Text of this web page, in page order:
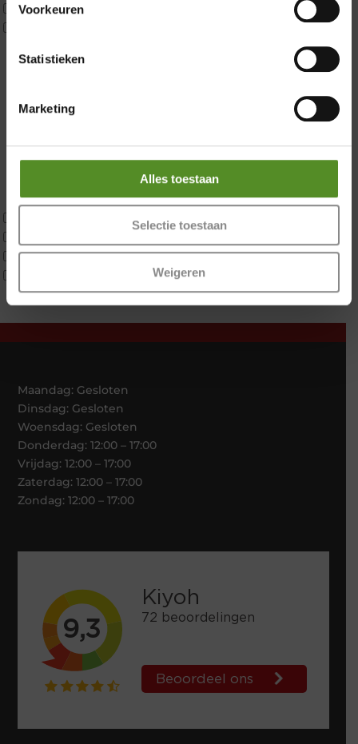
Voorkeuren
Statistieken
Marketing
Alles toestaan
Selectie toestaan
Weigeren
P650 Twijfelaar
1 persoon
2 personen split
Koudschuim
Traagschuim
Tweepersoons 1 kern
Tweepersoons 2 kernen
Webshop Only Collectie
Maandag: Gesloten
Dinsdag: Gesloten
Woensdag: Gesloten
Donderdag: 12:00 – 17:00
Vrijdag: 12:00 – 17:00
Zaterdag: 12:00 – 17:00
Zondag: 12:00 – 17:00
Donderdag 12:00 – 17:00
Zaterdag 12:00 – 17:00